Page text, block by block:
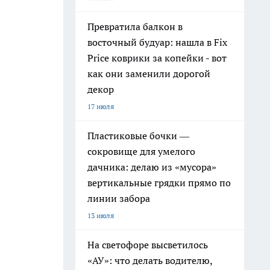
Превратила балкон в
восточный будуар: нашла в Fix
Price коврики за копейки - вот
как они заменили дорогой
декор
17 июля
Пластиковые бочки —
сокровище для умелого
дачника: делаю из «мусора»
вертикальные грядки прямо по
линии забора
13 июля
На светофоре высветилось
«АУ»: что делать водителю,